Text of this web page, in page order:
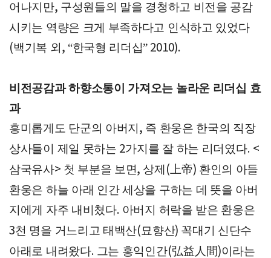
어나지만, 구성원들의 말을 경청하고 비전을 공감
시키는 역량은 크게 부족하다고 인식하고 있었다
(백기복 외 , “한국형 리더십” 2010).
비전공감과 하향소통이 가져오는 놀라운 리더십 효
과
흥미롭게도 단군의 아버지 , 즉 환웅은 한국의 직장
상사들이 제일 못하는 2가지를 잘 하는 리더였다. <
삼국유사> 첫 부분을 보면, 상제 (上帝) 환인의 아들
환웅은 하늘 아래 인간 세상을 구하는 데 뜻을 아버
지에게 자주 내비쳤다. 아버지 허락을 받은 환웅은
3천 명을 거느리고 태백산(묘향산) 꼭대기 신단수
아래로 내려왔다. 그는 홍익인간(弘益人間)이라는